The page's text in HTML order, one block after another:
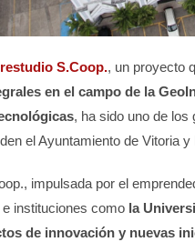
S.Coop., un proyecto
en el campo de la
, ha sido uno de los
el Ayuntamiento de Vitoria y
impulsada por el
instituciones como la
de innovación y nuevas